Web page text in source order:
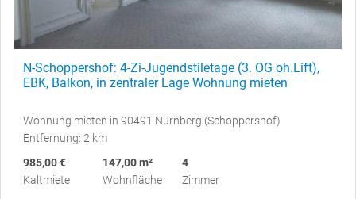
N-Schoppershof: 4-Zi-Jugendstiletage (3. OG oh.Lift),
EBK, Balkon, in zentraler Lage Wohnung mieten
Wohnung mieten in 90491 Nürnberg (Schoppershof)
Entfernung: 2 km
985,00 €
Kaltmiete
147,00 m²
Wohnfläche
4
Zimmer